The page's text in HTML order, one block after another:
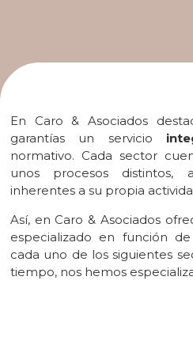
En Caro & Asociados
garantías un servicio
normativo. Cada sector
unos procesos distintos,
inherentes a su propia
Así, en Caro & Asociados
especializado en función
cada uno de los siguientes
tiempo, nos hemos